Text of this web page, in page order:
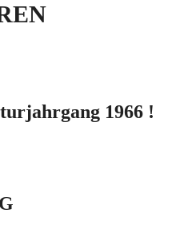
1966 !